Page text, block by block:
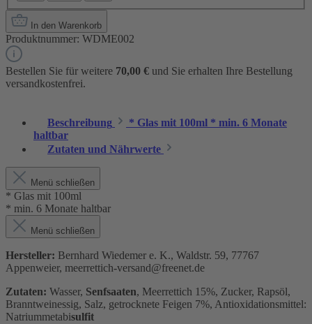
In den Warenkorb
Produktnummer: WDME002
Bestellen Sie für weitere 70,00 € und Sie erhalten Ihre Bestellung
versandkostenfrei.
Beschreibung
* Glas mit 100ml * min. 6 Monate
haltbar
Zutaten und Nährwerte
Menü schließen
* Glas mit 100ml
* min. 6 Monate haltbar
Menü schließen
Hersteller: Bernhard Wiedemer e. K., Waldstr. 59, 77767
Appenweier, meerrettich-versand@freenet.de
Zutaten: Wasser, Senfsaaten, Meerrettich 15%, Zucker, Rapsöl,
Branntweinessig, Salz, getrocknete Feigen 7%, Antioxidationsmittel:
Natriummetabisulfit